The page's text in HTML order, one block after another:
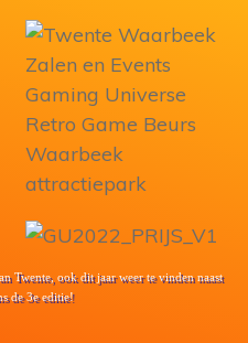
Twente, ook dit jaar weer te vinden naast
de 3e editie!